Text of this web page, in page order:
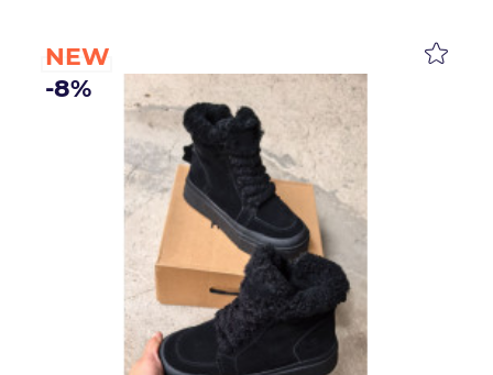
NEW
-8%